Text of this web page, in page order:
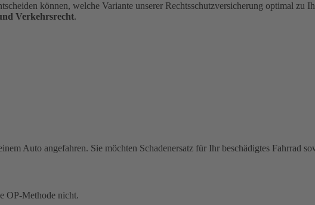
können, welche Variante unserer Rechtsschutzversicherung optimal zu
Verkehrsrecht.
Auto angefahren. Sie möchten Schadenersatz für Ihr beschädigtes Fahrrad
OP-Methode nicht.